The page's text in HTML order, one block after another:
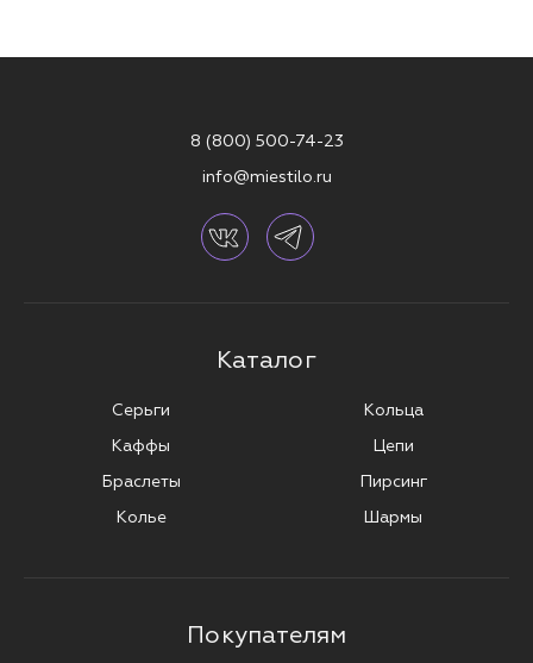
8 (800) 500-74-23
info@miestilo.ru
Каталог
Серьги
Каффы
Браслеты
Колье
Кольца
Цепи
Пирсинг
Шармы
Покупателям